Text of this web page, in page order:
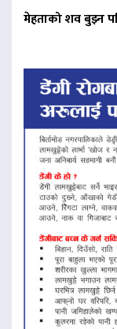
मेहताको शव बुझ्न